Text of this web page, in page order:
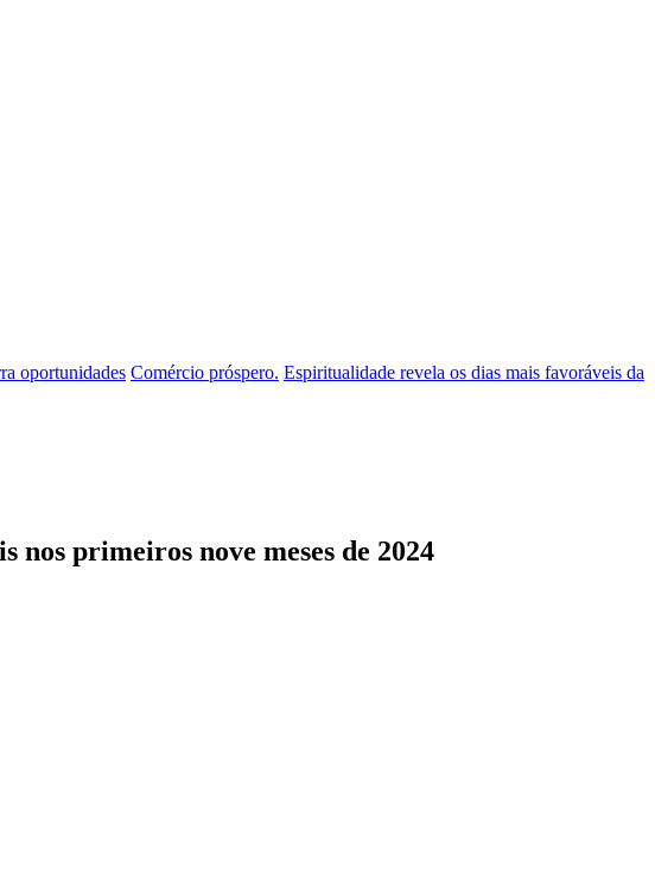
oportunidades Comércio próspero. Espiritualidade revela os dias mais favoráveis da
nos primeiros nove meses de 2024